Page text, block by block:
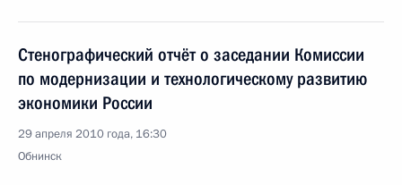
Стенографический отчёт о заседании Комиссии
по модернизации и технологическому развитию
экономики России
29 апреля 2010 года, 16:30
Обнинск